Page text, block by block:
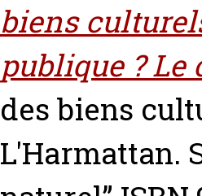
biens
publique ? Le
des biens
L'Harmattan.